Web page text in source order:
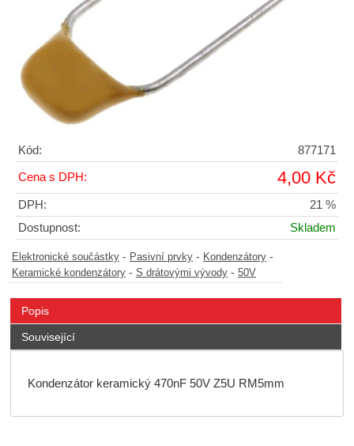
Kód: 877171
Cena s DPH: 4,00 Kč
DPH:
21 %
Dostupnost:
Skladem
Elektronické součástky - Pasivní prvky - Kondenzátory -
Keramické kondenzátory - S drátovými vývody - 50V
Popis
Související
Kondenzátor keramický 470nF 50V Z5U RM5mm